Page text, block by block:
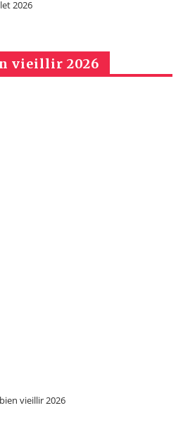
2026
vieillir 2026
vieillir 2026